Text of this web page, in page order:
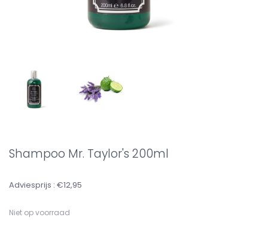
Shampoo Mr. Taylor's 200ml
Adviesprijs : €12,95
Niet op voorraad